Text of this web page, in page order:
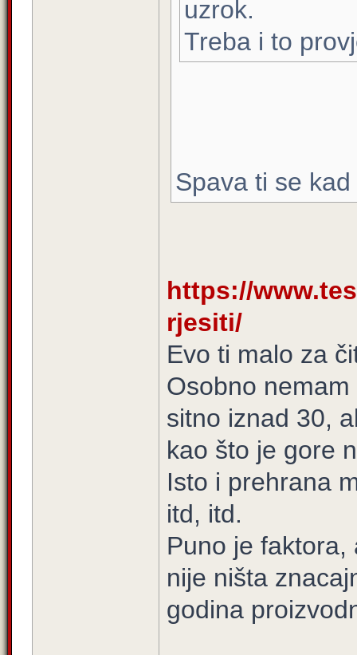
uzrok.
Treba i to
Spava ti se
https://
rjesiti/
Evo ti malo za
Osobno
sitno iznad 30,
kao što je gore
Isto i prehrana
itd, itd.
Puno je
nije ništa
godina